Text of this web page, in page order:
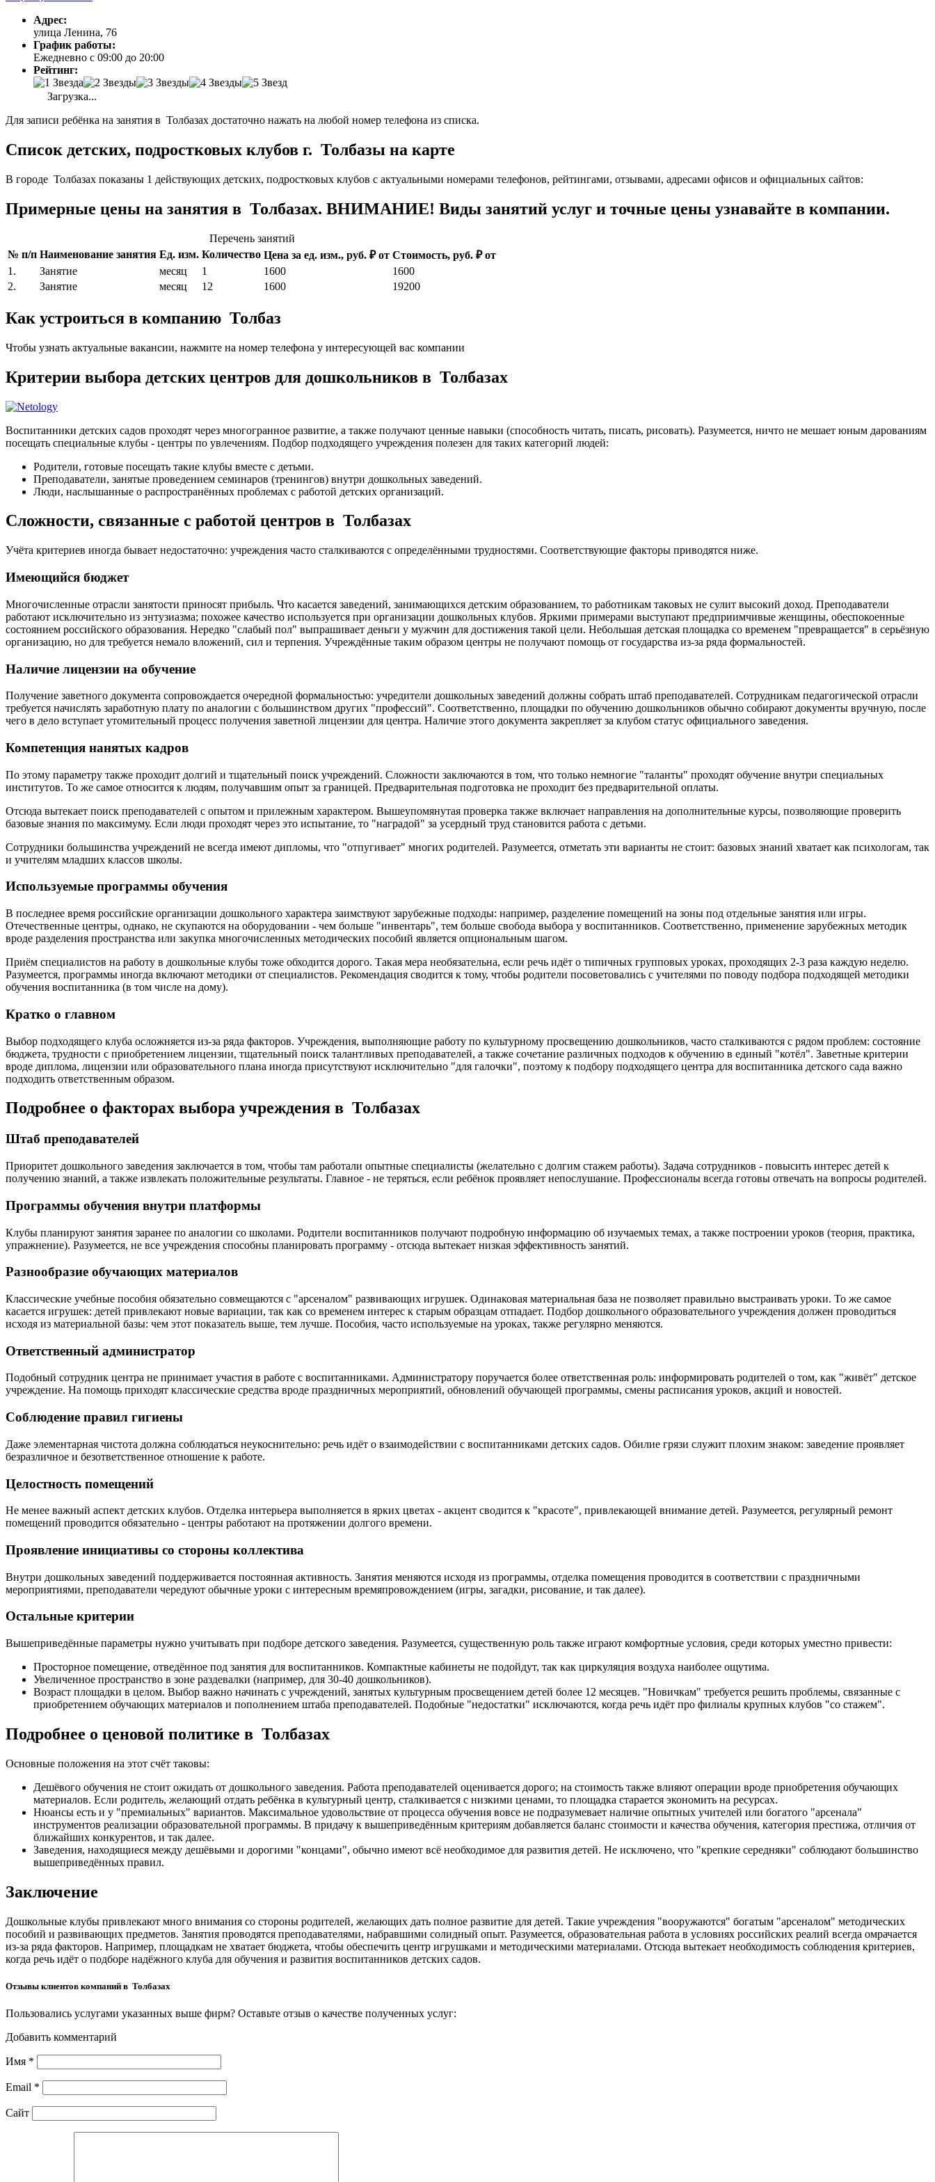
Адрес:
улица Ленина, 76
График работы:
Ежедневно с 09:00 до 20:00
Рейтинг:
Загрузка...
Для записи ребёнка на занятия в Толбазах достаточно нажать на любой номер телефона из списка.
Список детских, подростковых клубов г. Толбазы на карте
В городе Толбазах показаны 1 действующих детских, подростковых клубов с актуальными номерами телефонов, рейтингами, отзывами, адресами офисов и официальных сайтов:
Примерные цены на занятия в Толбазах. ВНИМАНИЕ! Виды занятий услуг и точные цены узнавайте в компании.
Перечень занятий
№ п/п Наименование занятия Ед. изм. Количество Цена за ед. изм., руб. ₽ от Стоимость, руб. ₽ от
1.
Занятие месяц 1 1600
1600
2.
Занятие месяц 12 1600 19200
Как устроиться в компанию Толбаз
Чтобы узнать актуальные вакансии, нажмите на номер телефона у интересующей вас компании
Критерии выбора детских центров для дошкольников в Толбазах
Воспитанники детских садов проходят через многогранное развитие, а также получают ценные навыки (способность читать, писать, рисовать). Разумеется, ничто не мешает юным дарованиям
посещать специальные клубы - центры по увлечениям. Подбор подходящего учреждения полезен для таких категорий людей:
Родители, готовые посещать такие клубы вместе с детьми.
Преподаватели, занятые проведением семинаров (тренингов) внутри дошкольных заведений.
Люди, наслышанные о распространённых проблемах с работой детских организаций.
Сложности, связанные с работой центров в Толбазах
Учёта критериев иногда бывает недостаточно: учреждения часто сталкиваются с определёнными трудностями. Соответствующие факторы приводятся ниже.
Имеющийся бюджет
Многочисленные отрасли занятости приносят прибыль. Что касается заведений, занимающихся детским образованием, то работникам таковых не сулит высокий доход. Преподаватели
работают исключительно из энтузиазма; похожее качество используется при организации дошкольных клубов. Яркими примерами выступают предприимчивые женщины, обеспокоенные
состоянием российского образования. Нередко "слабый пол" выпрашивает деньги у мужчин для достижения такой цели. Небольшая детская площадка со временем "превращается" в серьёзную
организацию, но для требуется немало вложений, сил и терпения. Учреждённые таким образом центры не получают помощь от государства из-за ряда формальностей.
Наличие лицензии на обучение
Получение заветного документа сопровождается очередной формальностью: учредители дошкольных заведений должны собрать штаб преподавателей. Сотрудникам педагогической отрасли
требуется начислять заработную плату по аналогии с большинством других "профессий". Соответственно, площадки по обучению дошкольников обычно собирают документы вручную, после
чего в дело вступает утомительный процесс получения заветной лицензии для центра. Наличие этого документа закрепляет за клубом статус официального заведения.
Компетенция нанятых кадров
По этому параметру также проходит долгий и тщательный поиск учреждений. Сложности заключаются в том, что только немногие "таланты" проходят обучение внутри специальных
институтов. То же самое относится к людям, получавшим опыт за границей. Предварительная подготовка не проходит без предварительной оплаты.
Отсюда вытекает поиск преподавателей с опытом и прилежным характером. Вышеупомянутая проверка также включает направления на дополнительные курсы, позволяющие проверить
базовые знания по максимуму. Если люди проходят через это испытание, то "наградой" за усердный труд становится работа с детьми.
Сотрудники большинства учреждений не всегда имеют дипломы, что "отпугивает" многих родителей. Разумеется, отметать эти варианты не стоит: базовых знаний хватает как психологам, так
и учителям младших классов школы.
Используемые программы обучения
В последнее время российские организации дошкольного характера заимствуют зарубежные подходы: например, разделение помещений на зоны под отдельные занятия или игры.
Отечественные центры, однако, не скупаются на оборудовании - чем больше "инвентарь", тем больше свобода выбора у воспитанников. Соответственно, применение зарубежных методик
вроде разделения пространства или закупка многочисленных методических пособий является опциональным шагом.
Приём специалистов на работу в дошкольные клубы тоже обходится дорого. Такая мера необязательна, если речь идёт о типичных групповых уроках, проходящих 2-3 раза каждую неделю.
Разумеется, программы иногда включают методики от специалистов. Рекомендация сводится к тому, чтобы родители посоветовались с учителями по поводу подбора подходящей методики
обучения воспитанника (в том числе на дому).
Кратко о главном
Выбор подходящего клуба осложняется из-за ряда факторов. Учреждения, выполняющие работу по культурному просвещению дошкольников, часто сталкиваются с рядом проблем: состояние
бюджета, трудности с приобретением лицензии, тщательный поиск талантливых преподавателей, а также сочетание различных подходов к обучению в единый "котёл". Заветные критерии
вроде диплома, лицензии или образовательного плана иногда присутствуют исключительно "для галочки", поэтому к подбору подходящего центра для воспитанника детского сада важно
подходить ответственным образом.
Подробнее о факторах выбора учреждения в Толбазах
Штаб преподавателей
Приоритет дошкольного заведения заключается в том, чтобы там работали опытные специалисты (желательно с долгим стажем работы). Задача сотрудников - повысить интерес детей к
получению знаний, а также извлекать положительные результаты. Главное - не теряться, если ребёнок проявляет непослушание. Профессионалы всегда готовы отвечать на вопросы родителей.
Программы обучения внутри платформы
Клубы планируют занятия заранее по аналогии со школами. Родители воспитанников получают подробную информацию об изучаемых темах, а также построении уроков (теория, практика,
упражнение). Разумеется, не все учреждения способны планировать программу - отсюда вытекает низкая эффективность занятий.
Разнообразие обучающих материалов
Классические учебные пособия обязательно совмещаются с "арсеналом" развивающих игрушек. Одинаковая материальная база не позволяет правильно выстраивать уроки. То же самое
касается игрушек: детей привлекают новые вариации, так как со временем интерес к старым образцам отпадает. Подбор дошкольного образовательного учреждения должен проводиться
исходя из материальной базы: чем этот показатель выше, тем лучше. Пособия, часто используемые на уроках, также регулярно меняются.
Ответственный администратор
Подобный сотрудник центра не принимает участия в работе с воспитанниками. Администратору поручается более ответственная роль: информировать родителей о том, как "живёт" детское
учреждение. На помощь приходят классические средства вроде праздничных мероприятий, обновлений обучающей программы, смены расписания уроков, акций и новостей.
Соблюдение правил гигиены
Даже элементарная чистота должна соблюдаться неукоснительно: речь идёт о взаимодействии с воспитанниками детских садов. Обилие грязи служит плохим знаком: заведение проявляет
безразличное и безответственное отношение к работе.
Целостность помещений
Не менее важный аспект детских клубов. Отделка интерьера выполняется в ярких цветах - акцент сводится к "красоте", привлекающей внимание детей. Разумеется, регулярный ремонт
помещений проводится обязательно - центры работают на протяжении долгого времени.
Проявление инициативы со стороны коллектива
Внутри дошкольных заведений поддерживается постоянная активность. Занятия меняются исходя из программы, отделка помещения проводится в соответствии с праздничными
мероприятиями, преподаватели чередуют обычные уроки с интересным времяпровождением (игры, загадки, рисование, и так далее).
Остальные критерии
Вышеприведённые параметры нужно учитывать при подборе детского заведения. Разумеется, существенную роль также играют комфортные условия, среди которых уместно привести:
Просторное помещение, отведённое под занятия для воспитанников. Компактные кабинеты не подойдут, так как циркуляция воздуха наиболее ощутима.
Увеличенное пространство в зоне раздевалки (например, для 30-40 дошкольников).
Возраст площадки в целом. Выбор важно начинать с учреждений, занятых культурным просвещением детей более 12 месяцев. "Новичкам" требуется решить проблемы, связанные с
приобретением обучающих материалов и пополнением штаба преподавателей. Подобные "недостатки" исключаются, когда речь идёт про филиалы крупных клубов "со стажем".
Подробнее о ценовой политике в Толбазах
Основные положения на этот счёт таковы:
Дешёвого обучения не стоит ожидать от дошкольного заведения. Работа преподавателей оценивается дорого; на стоимость также влияют операции вроде приобретения обучающих
материалов. Если родитель, желающий отдать ребёнка в культурный центр, сталкивается с низкими ценами, то площадка старается экономить на ресурсах.
Нюансы есть и у "премиальных" вариантов. Максимальное удовольствие от процесса обучения вовсе не подразумевает наличие опытных учителей или богатого "арсенала"
инструментов реализации образовательной программы. В придачу к вышеприведённым критериям добавляется баланс стоимости и качества обучения, категория престижа, отличия от
ближайших конкурентов, и так далее.
Заведения, находящиеся между дешёвыми и дорогими "концами", обычно имеют всё необходимое для развития детей. Не исключено, что "крепкие середняки" соблюдают большинство
вышеприведённых правил.
Заключение
Дошкольные клубы привлекают много внимания со стороны родителей, желающих дать полное развитие для детей. Такие учреждения "вооружаются" богатым "арсеналом" методических
пособий и развивающих предметов. Занятия проводятся преподавателями, набравшими солидный опыт. Разумеется, образовательная работа в условиях российских реалий всегда омрачается
из-за ряда факторов. Например, площадкам не хватает бюджета, чтобы обеспечить центр игрушками и методическими материалами. Отсюда вытекает необходимость соблюдения критериев,
когда речь идёт о подборе надёжного клуба для обучения и развития воспитанников детских садов.
Отзывы клиентов компаний в Толбазах
Пользовались услугами указанных выше фирм? Оставьте отзыв о качестве полученных услуг:
Добавить комментарий
Имя *
Email *
Сайт